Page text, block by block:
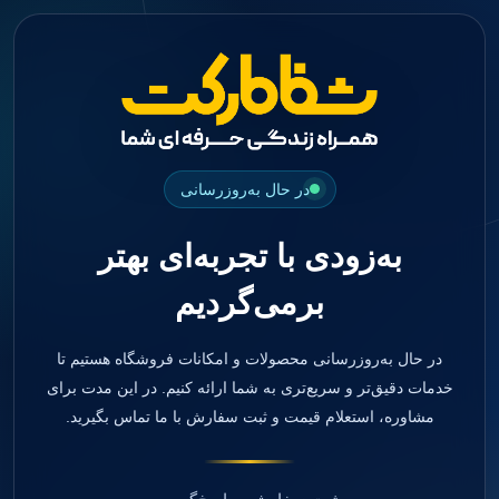
در حال به‌روزرسانی
به‌زودی با تجربه‌ای بهتر
برمی‌گردیم
در حال به‌روزرسانی محصولات و امکانات فروشگاه هستیم تا
خدمات دقیق‌تر و سریع‌تری به شما ارائه کنیم. در این مدت برای
مشاوره، استعلام قیمت و ثبت سفارش با ما تماس بگیرید.
Impression Coping
صفحه اصلی
دندانپزشکی
مواد ترمیمی
کامپوزیت
کامپوزیت فلو
اسید اچ
باندینگ
بلیچینگ